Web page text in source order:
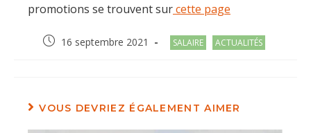
promotions se trouvent surcette page
Post16 septembre 2021
Post
SALAIRE ACTUALITÉS
VOUS DEVRIEZ ÉGALEMENT AIMER